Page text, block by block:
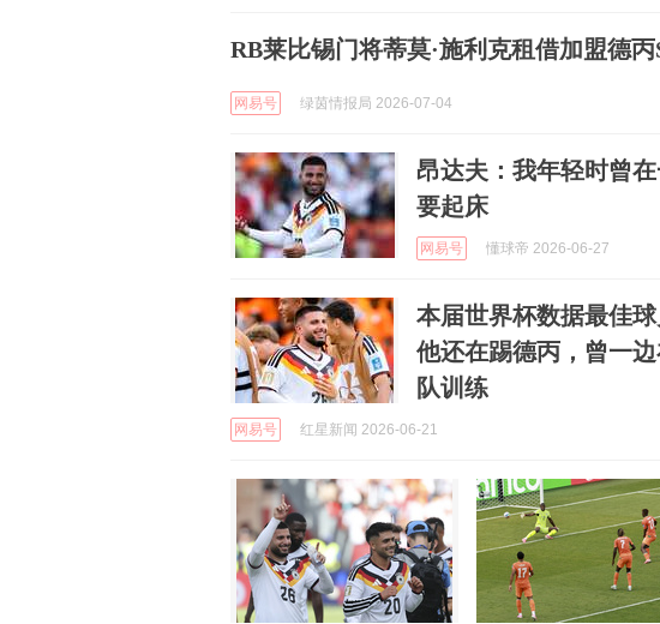
RB莱比锡门将蒂莫·施利克租借加盟德丙
网易号 绿茵情报局 2026-07-04
昂达夫：我年轻时曾
要起床
网易号 懂球帝 2026-06-27
本届世界杯数据最佳
他还在踢德丙，曾一
队训练
网易号 红星新闻 2026-06-21